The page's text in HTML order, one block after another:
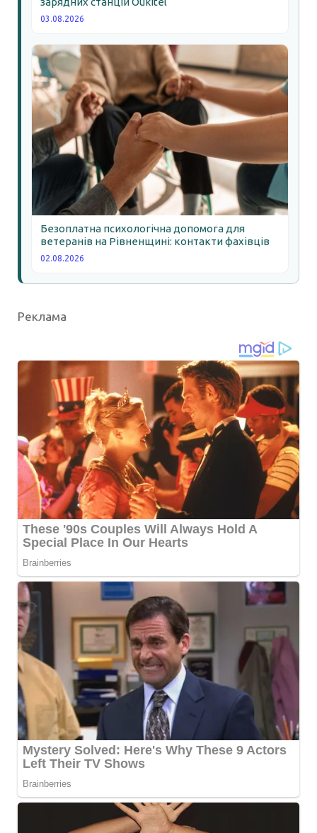
03.08.2026
Безоплатна психологічна допомога для
ветеранів на Рівненщині: контакти фахівців
02.08.2026
Реклама